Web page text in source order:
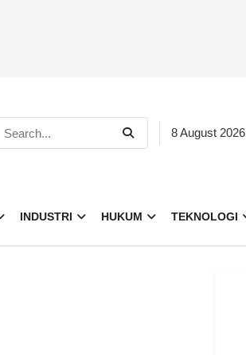
8 August 2026
INDUSTRI HUKUM TEKNOLOGI